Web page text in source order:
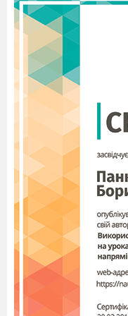
поживних речовин,
клітин утворюють
Тканина — це
походження,
функції.
Міні-лекція з
рослинного
виконують тканини,
1) твірні;
2) основні;
3) покривні;
4) механічні;
5) провідні
стовбурів дерев,
плоди томатів і
бавовнику, льону,
бруньками).
1.
Покривна
Зелений листок